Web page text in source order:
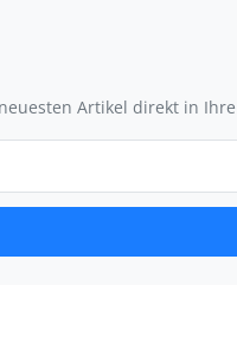
Artikel direkt in